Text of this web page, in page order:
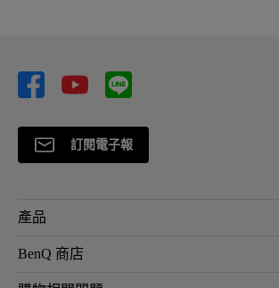
訂閱電子報
產品
大型液晶
BenQ 商店